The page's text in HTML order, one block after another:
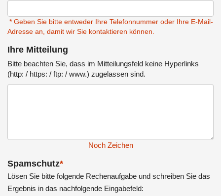
* Geben Sie bitte entweder Ihre Telefonnummer oder Ihre E-Mail-
Adresse an, damit wir Sie kontaktieren können.
Ihre Mitteilung
Bitte beachten Sie, dass im Mitteilungsfeld keine Hyperlinks
(http: / https: / ftp: / www.) zugelassen sind.
Noch Zeichen
Spamschutz*
Lösen Sie bitte folgende Rechenaufgabe und schreiben Sie das
Ergebnis in das nachfolgende Eingabefeld: